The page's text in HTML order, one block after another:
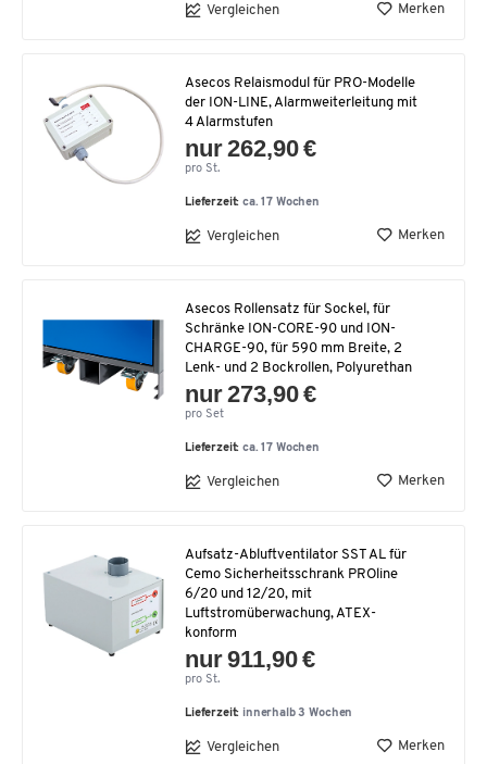
Vergleichen Merken
Asecos Relaismodul für PRO-Modelle
der ION-LINE, Alarmweiterleitung mit
4 Alarmstufen
nur 262,90 €
pro St.
Lieferzeit:ca. 17 Wochen
Vergleichen Merken
Asecos Rollensatz für Sockel, für
Schränke ION-CORE-90 und ION-
CHARGE-90, für 590 mm Breite, 2
Lenk- und 2 Bockrollen, Polyurethan
nur 273,90 €
pro Set
Lieferzeit:ca. 17 Wochen
Vergleichen Merken
Aufsatz-Abluftventilator SST AL für
Cemo Sicherheitsschrank PROline
6/20 und 12/20, mit
Luftstromüberwachung, ATEX-
konform
nur 911,90 €
pro St.
Lieferzeit: innerhalb 3 Wochen
Vergleichen Merken